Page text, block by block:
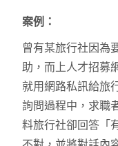
案例：
曾有某旅行社因為
助，而上人才招募
就用網路私訊給旅
詢問過程中，求職
料旅行社卻回答「